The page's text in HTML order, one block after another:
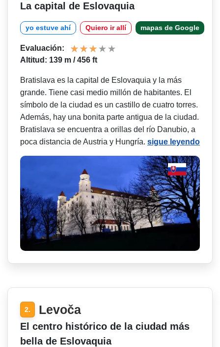
La capital de Eslovaquia
yo estuve ahí Quiero ir allí mapas de Google
Evaluación:
Altitud: 139 m / 456 ft
Bratislava es la capital de Eslovaquia y la más
grande. Tiene casi medio millón de habitantes. El
símbolo de la ciudad es un castillo de cuatro torres.
Además, hay una bonita parte antigua de la ciudad.
Bratislava se encuentra a orillas del río Danubio, a
poca distancia de Austria y Hungría. sigue leyendo
2. Levoča
El centro histórico de la ciudad más
bella de Eslovaquia